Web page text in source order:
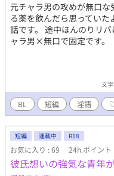
元チャラ男の攻めが無口
る薬を飲んだら思ってい
話です。 途中ほんのりリ
ャラ男×無口で固定です。
文
BL 短編 淫語
短編 連載中 R18
お気に入り : 69 24h.ポイント
彼氏想いの強気な青年